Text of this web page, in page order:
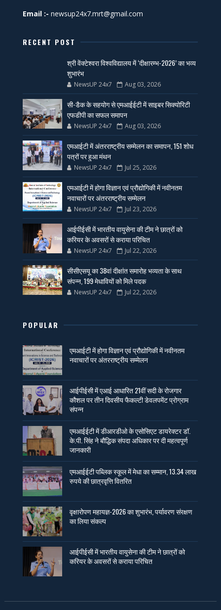
Email :- newsup24x7.mrt@gmail.com
RECENT POST
श्री वेंक्टेश्वरा विश्वविद्यालय में ‘दीक्षारम्भ-2026’ का भव्य
शुभारंभ
NewsUP 24x7 Aug 03, 2026
सी-डैक के सहयोग से एमआईईटी में साइबर सिक्योरिटी
एफडीपी का सफल समापन
NewsUP 24x7 Aug 03, 2026
एमआईटी में अंतरराष्ट्रीय सम्मेलन का समापन, 151 शोध
पत्रों पर हुआ मंथन
NewsUP 24x7 Jul 25, 2026
एमआईटी में होगा विज्ञान एवं प्रौद्योगिकी में नवीनतम
नवाचारों पर अंतरराष्ट्रीय सम्मेलन
NewsUP 24x7 Jul 23, 2026
आईपीईसी में भारतीय वायुसेना की टीम ने छात्रों को
करियर के अवसरों से कराया परिचित
NewsUP 24x7 Jul 22, 2026
सीसीएसयू का 38वां दीक्षांत समारोह भव्यता के साथ
संपन्न, 199 मेधावियों को मिले पदक
NewsUP 24x7 Jul 22, 2026
POPULAR
एमआईटी में होगा विज्ञान एवं प्रौद्योगिकी में नवीनतम
नवाचारों पर अंतरराष्ट्रीय सम्मेलन
आईपीईसी में एआई आधारित 21वीं सदी के रोजगार
कौशल पर तीन दिवसीय फैकल्टी डेवलपमेंट प्रोग्राम
संपन्न
एमआईईटी में डीआरडीओ के एसोसिएट डायरेक्टर डॉ.
के.पी. सिंह ने बौद्धिक संपदा अधिकार पर दी महत्वपूर्ण
जानकारी
एमआईईटी पब्लिक स्कूल में मेधा का सम्मान, 13.34 लाख
रुपये की छात्रवृत्ति वितरित
वृक्षारोपण महायज्ञ-2026 का शुभारंभ, पर्यावरण संरक्षण
का लिया संकल्प
आईपीईसी में भारतीय वायुसेना की टीम ने छात्रों को
करियर के अवसरों से कराया परिचित